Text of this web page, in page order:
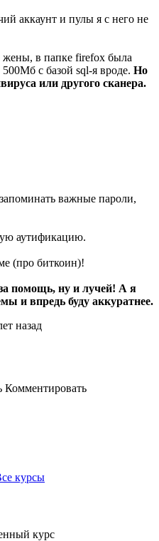
аккаунт и пулы я с него не
в папке firefox была
с базой sql-я вроде. Но
или другого сканера.
важные пароли,
аутификацию.
(про биткоин)!
помощь, ну и лучей! А я
и впредь буду аккуратнее.
назад
Комментировать
курсы
курс